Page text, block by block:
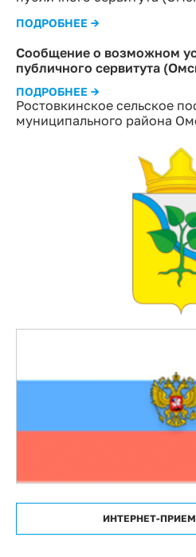
Ростовкинское сельское
муниципального района
ИНТЕРНЕТ-
ПОДРОБНЕЕ →
Сообщение о возможном
публичного сервитута
ПОДРОБНЕЕ →